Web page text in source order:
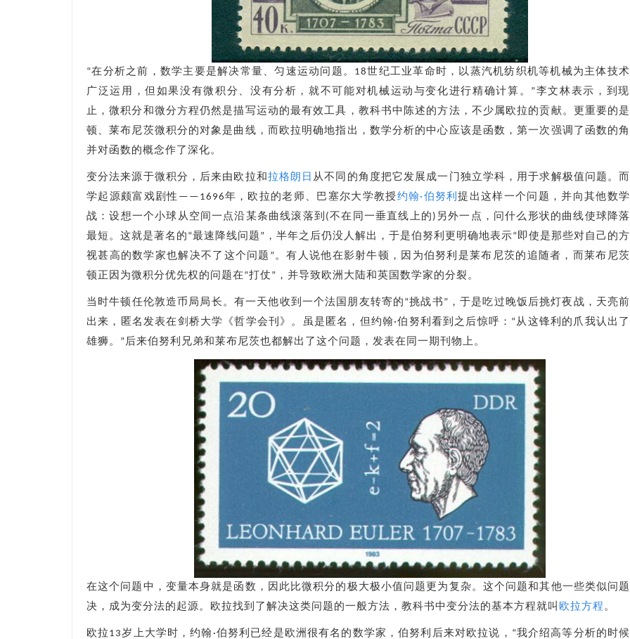
“在分析之前，数学主要是解决常量、匀速运动问题。18世纪工业革命时，以蒸汽机纺织机等机械为主体技
广泛运用，但如果没有微积分、没有分析，就不可能对机械运动与变化进行精确计算。”李文林表示，到
止，微积分和微分方程仍然是描写运动的最有效工具，教科书中陈述的方法，不少属欧拉的贡献。更重要的
顿、莱布尼茨微积分的对象是曲线，而欧拉明确地指出，数学分析的中心应该是函数，第一次强调了函数的角
并对函数的概念作了深化。
变分法来源于微积分，后来由欧拉和拉格朗日从不同的角度把它发展成一门独立学科，用于求解极值问题。
学起源颇富戏剧性——1696年，欧拉的老师、巴塞尔大学教授约翰·伯努利提出这样一个问题，并向其他数
战：设想一个小球从空间一点沿某条曲线滚落到(不在同一垂直线上的)另外一点，问什么形状的曲线使球降
最短。这就是著名的“最速降线问题”，半年之后仍没人解出，于是伯努利更明确地表示“即使是那些对自己的
视甚高的数学家也解决不了这个问题”。有人说他在影射牛顿，因为伯努利是莱布尼茨的追随者，而莱布尼
顿正因为微积分优先权的问题在“打仗”，并导致欧洲大陆和英国数学家的分裂。
当时牛顿任伦敦造币局局长。有一天他收到一个法国朋友转寄的“挑战书”，于是吃过晚饭后挑灯夜战，天亮前
出来，匿名发表在剑桥大学《哲学会刊》。虽是匿名，但约翰·伯努利看到之后惊呼：“从这锋利的爪我认出
雄狮。”后来伯努利兄弟和莱布尼茨也都解出了这个问题，发表在同一期刊物上。
在这个问题中，变量本身就是函数，因此比微积分的极大极小值问题更为复杂。这个问题和其他一些类似问
决，成为变分法的起源。欧拉找到了解决这类问题的一般方法，教科书中变分法的基本方程就叫 欧拉方程。
欧拉13岁上大学时，约翰·伯努利已经是欧洲很有名的数学家，伯努利后来对欧拉说，“我介绍高等分析的时